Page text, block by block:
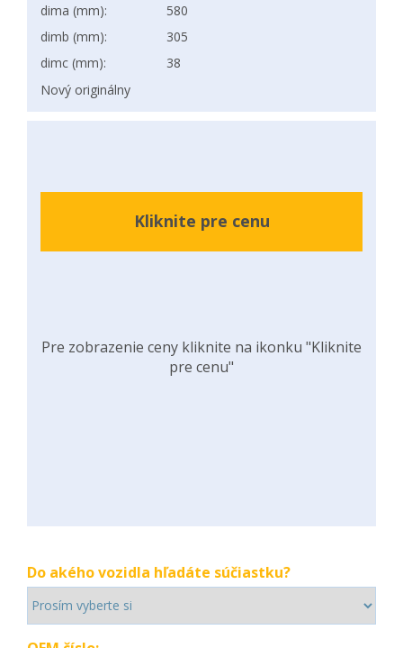
dima (mm):
580
dimb (mm):
305
dimc (mm):
38
Nový originálny
Kliknite pre cenu
Pre zobrazenie ceny kliknite na ikonku "Kliknite
pre cenu"
Do akého vozidla hľadáte súčiastku?